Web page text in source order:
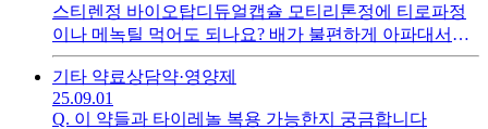
스티렌정 바이오탑디듀얼캡슐 모티리톤정에 티로파정
이나 메녹틸 먹어도 되나요? 배가 불편하게 아파대서
요... ㅠㅠ 티로파정이나 메녹틸정 중 어떤 걸 먹는 게 나
은가요
기타 약료상담약·영양제
25.09.01
Q. 이 약들과 타이레놀 복용 가능한지 궁금합니다